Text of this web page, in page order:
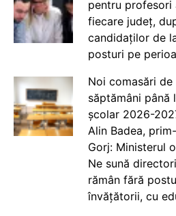
pentru
fiecare județ,
candidaților de
posturi pe
Noi comasări
săptămâni până
școlar 2026-
Alin Badea,
Gorj: Ministerul
Ne sună
rămân fără
învățătorii, cu